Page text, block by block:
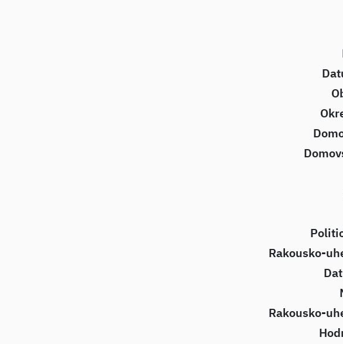
Rakousko-
Rakousko-